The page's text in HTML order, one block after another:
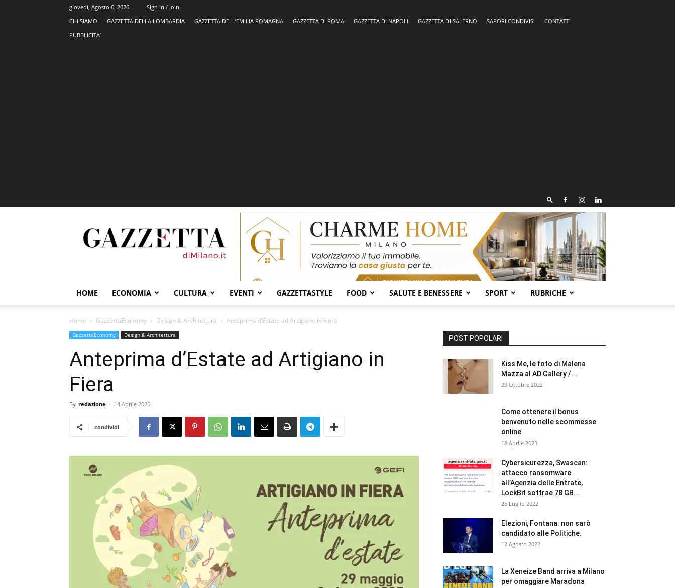
giovedì, Agosto 6, 2026
Sign in / Join
CHI SIAMO
GAZZETTA DELLA LOMBARDIA GAZZETTA DELL’EMILIA ROMAGNA GAZZETTA DI ROMA GAZZETTA DI NAPOLI GAZZETTA DI SALERNO SAPORI CONDIVISI
CONTATTI
PUBBLICITA’
HOME ECONOMIA CULTURA EVENTI GAZZETTASTYLE FOOD SALUTE E BENESSERE SPORT RUBRICHE
Home GazzettaEconomy Design & Architettura Anteprima d’Estate ad Artigiano in Fiera
GazzettaEconomy Design & Architettura
Anteprima d’Estate ad Artigiano in
Fiera
By redazione - 14 Aprile 2025
condividi
POST POPOLARI
Kiss Me, le foto di Malena
Mazza al AD Gallery /...
29 Ottobre 2022
Come ottenere il bonus
benvenuto nelle scommesse
online
18 Aprile 2023
Cybersicurezza, Swascan:
attacco ransomware
all’Agenzia delle Entrate,
LockBit sottrae 78 GB...
25 Luglio 2022
Elezioni, Fontana: non sarò
candidato alle Politiche.
12 Agosto 2022
La Xeneize Band arriva a Milano
per omaggiare Maradona